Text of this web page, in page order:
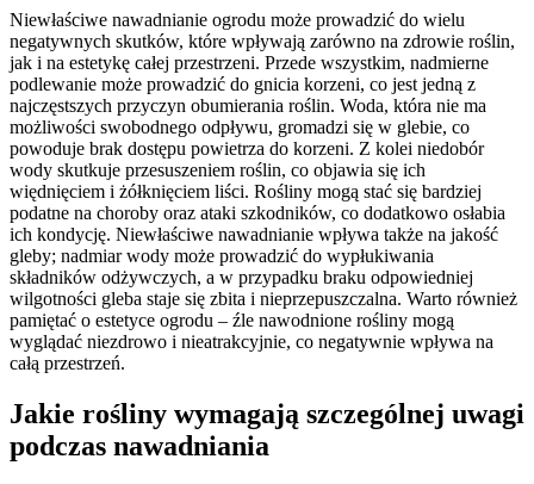
Niewłaściwe nawadnianie ogrodu może prowadzić do wielu
negatywnych skutków, które wpływają zarówno na zdrowie roślin,
jak i na estetykę całej przestrzeni. Przede wszystkim, nadmierne
podlewanie może prowadzić do gnicia korzeni, co jest jedną z
najczęstszych przyczyn obumierania roślin. Woda, która nie ma
możliwości swobodnego odpływu, gromadzi się w glebie, co
powoduje brak dostępu powietrza do korzeni. Z kolei niedobór
wody skutkuje przesuszeniem roślin, co objawia się ich
więdnięciem i żółknięciem liści. Rośliny mogą stać się bardziej
podatne na choroby oraz ataki szkodników, co dodatkowo osłabia
ich kondycję. Niewłaściwe nawadnianie wpływa także na jakość
gleby; nadmiar wody może prowadzić do wypłukiwania
składników odżywczych, a w przypadku braku odpowiedniej
wilgotności gleba staje się zbita i nieprzepuszczalna. Warto również
pamiętać o estetyce ogrodu – źle nawodnione rośliny mogą
wyglądać niezdrowo i nieatrakcyjnie, co negatywnie wpływa na
całą przestrzeń.
Jakie rośliny wymagają szczególnej uwagi
podczas nawadniania